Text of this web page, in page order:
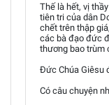
Thế là hết, vị
tiên tri của dân
chết trên thập
các bà đạo đức
thương bao trùm
Đức Chúa Giêsu
Có câu chuyện